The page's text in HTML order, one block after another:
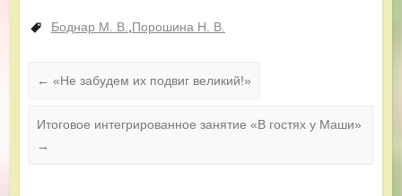
Боднар М. В. Порошина Н. В.
← «Не забудем их подвиг великий!»
Итоговое интегрированное занятие «В гостях у Маши»
→